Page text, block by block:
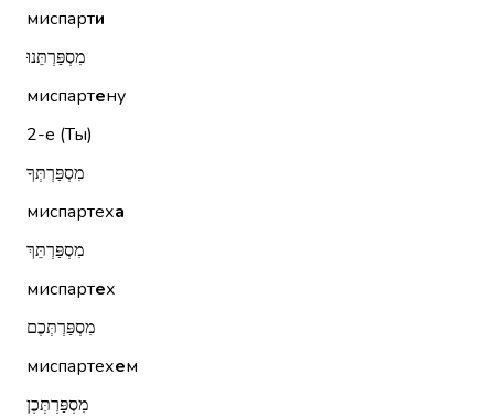
миспарти
מִסְפַּרְתֵּנוּ
миспартену
2-е (Ты)
מִסְפַּרְתְּךָ
миспартеха
מִסְפַּרְתֵּךְ
миспартех
מִסְפַּרְתְּכֶם
миспартехем
מִסְפַּרְתְּכֶן